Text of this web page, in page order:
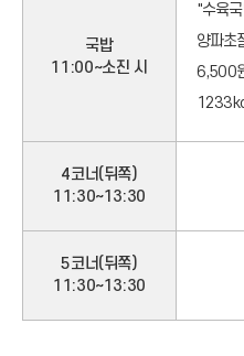
국밥
11:00~소진 시
"수육
양파초
6,500
4코너(뒤쪽)
11:30~13:30
5코너(뒤쪽)
11:30~13:30